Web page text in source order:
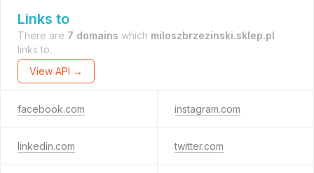
Links to
There are 7 domains which miloszbrzezinski.sklep.pl
links to.
View API →
facebook.com instagram.com
linkedin.com twitter.com